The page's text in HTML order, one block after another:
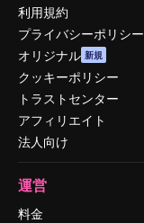
利用規約
プライバシーポリシー
オリジナル 新規
クッキーポリシー
トラストセンター
アフィリエイト
法人向け
運営
料金